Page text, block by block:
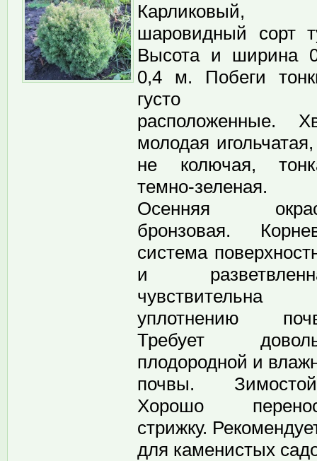
Карликовый,
шаровидный сорт
Высота и ширина
0,4 м. Побеги
густо
расположенные.
молодая
не колючая,
темно-зеленая.
Осенняя
бронзовая.
система
и
уплотнению
Требует
плодородной и
почвы.
Хорошо
стрижку.
для каменистых